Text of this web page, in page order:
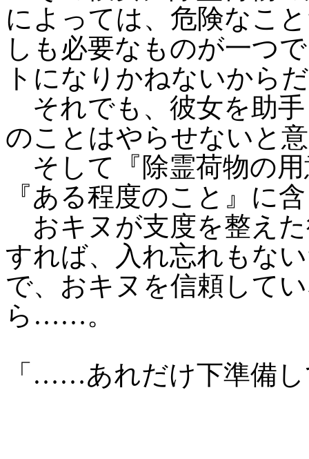
によっては、危険なこ
しも必要なものが一つ
トになりかねないから
それでも、彼女を助
のことはやらせないと
そして『除霊荷物の
『ある程度のこと』に
おキヌが支度を整え
すれば、入れ忘れもな
で、おキヌを信頼して
ら……。
「……あれだけ下準備